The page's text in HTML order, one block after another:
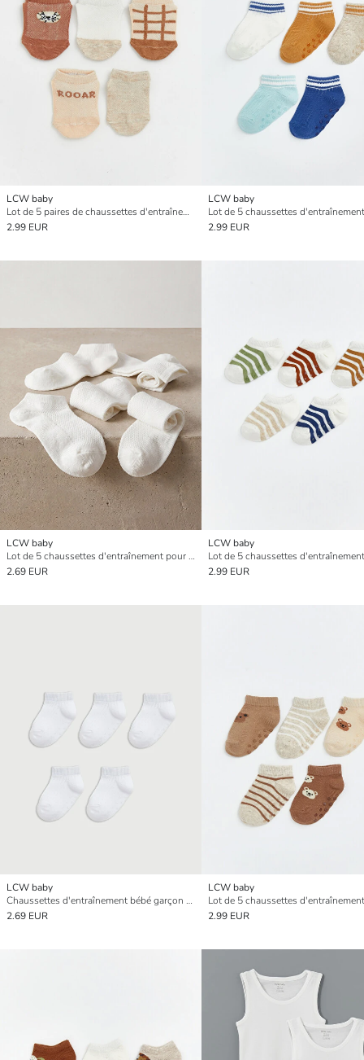
LCW baby
Lot de 5 paires de chaussettes d'entraînement pour bébé garçon
2.99 EUR
LCW baby
2.99 EUR
LCW baby
Lot de 5 chaussettes d'entraînement pour bébé garçon
2.69 EUR
LCW baby
2.99 EUR
LCW baby
Chaussettes d'entraînement bébé garçon Lot de 5 pièces
2.69 EUR
LCW baby
2.99 EUR